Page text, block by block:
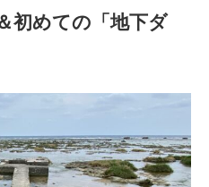
初めての「地下ダ